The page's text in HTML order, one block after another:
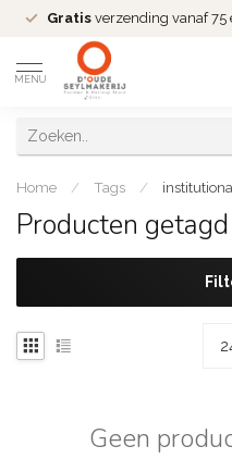
Gratis verzending vanaf 75
MENU
Home / Tags /
Producten
Geen